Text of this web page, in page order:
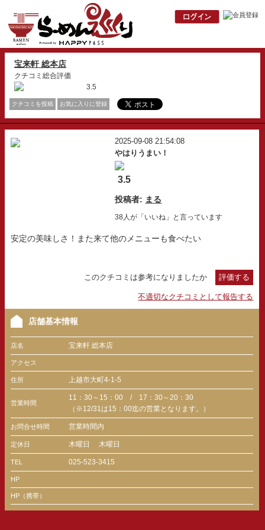
宝来軒 総本店
クチコミ総合評価
3.5
クチコミを投稿 お気に入りに登録
2025-09-08 21:54:08
やはりうまい！
3.5
投稿者: まる
38人が「いいね」と言っています
安定の美味しさ！また来て他のメニューも食べたい
このクチコミは参考になりましたか 評価する
不適切なクチコミとして報告する
店舗基本情報
店名 宝来軒 総本店
アクセス
住所 上越市大町4-1-5
営業時間
11：30～15：00 / 17：30～20：30
（※12/31は15：00迄の営業となります。）
お問合せ時間 営業時間内
定休日 木曜日 木曜日
TEL 025-523-3415
HP
HP（携帯）